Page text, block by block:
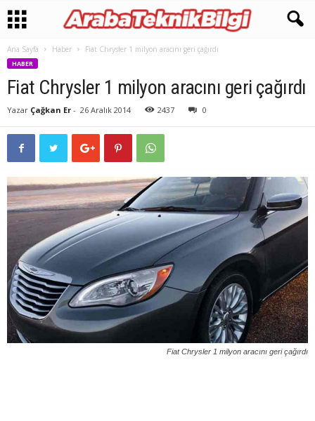
Ana Sayfa Haber Fiat Chrysler 1 milyon aracını geri çağırdı
HABER
Fiat Chrysler 1 milyon aracını geri çağırdı
Yazar Çağkan Er - 26 Aralık 2014 2437 0
Fiat Chrysler 1 milyon aracını geri çağırdı